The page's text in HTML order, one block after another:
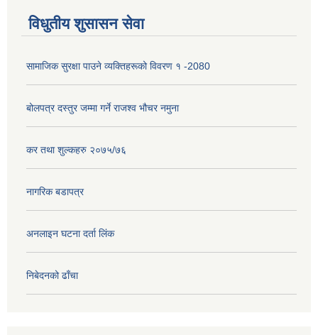
विधुतीय शुसासन सेवा
सामाजिक सुरक्षा पाउने व्यक्तिहरूको विवरण १ -2080
बोलपत्र दस्तुर जम्मा गर्ने राजश्व भौचर नमुना
कर तथा शुल्कहरु २०७५/७६
नागरिक बडापत्र
अनलाइन घटना दर्ता लिंक
निबेदनको ढाँचा